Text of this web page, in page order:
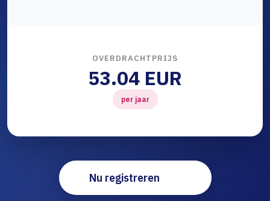
OVERDRACHTPRIJS
53.04 EUR
per jaar
Nu registreren